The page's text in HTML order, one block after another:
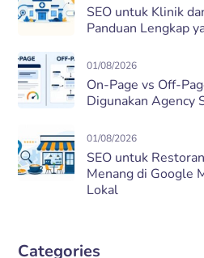
SEO untuk Klinik
Panduan Lengkap
01/08/2026
On-Page vs Off-
Digunakan Agency
01/08/2026
SEO untuk
Menang di Google
Lokal
Categories